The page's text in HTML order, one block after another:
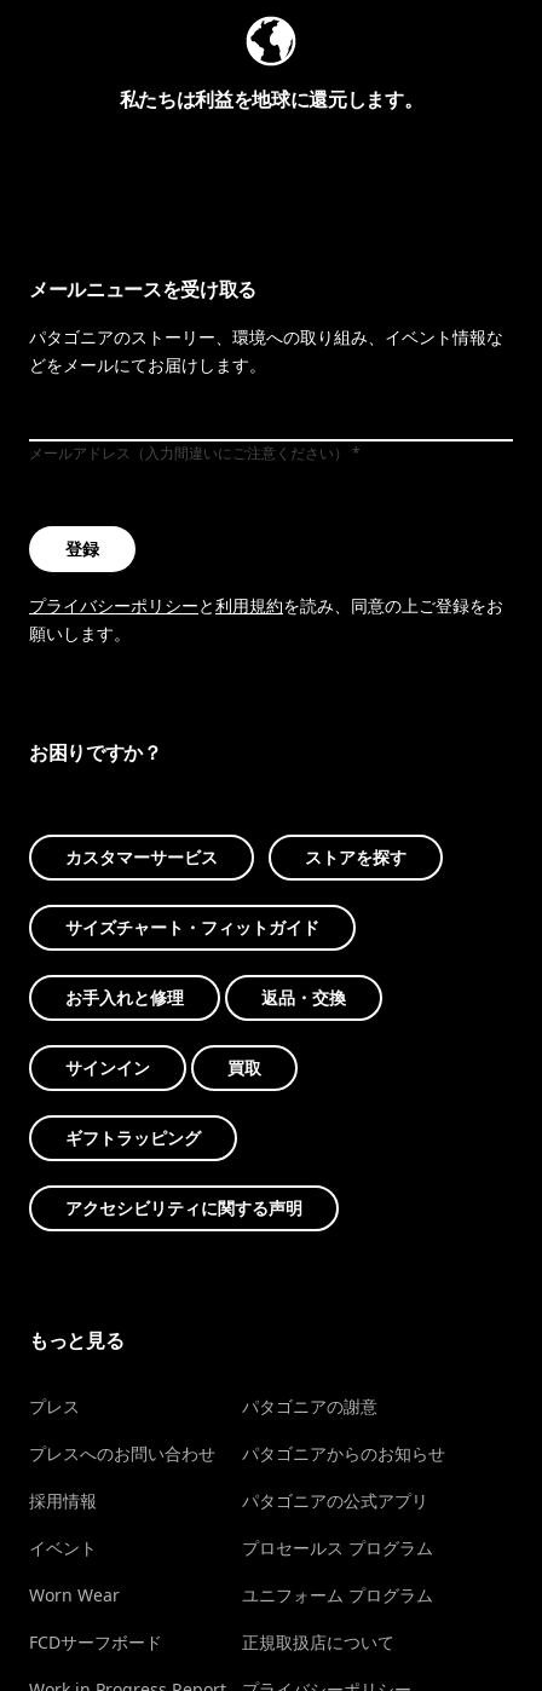
私たちは利益を地球に還元します。
メールニュースを受け取る
パタゴニアのストーリー、環境への取り組み、イベント情報な
どをメールにてお届けします。
メールアドレス（入力間違いにご注意ください）
登録
プライバシーポリシーと利用規約を読み、同意の上ご登録をお
願いします。
お困りですか？
カスタマーサービス ストアを探す
サイズチャート・フィットガイド
お手入れと修理 返品・交換
サインイン 買取
ギフトラッピング
アクセシビリティに関する声明
もっと見る
プレス
プレスへのお問い合わせ
採用情報
イベント
Worn Wear
FCDサーフボード
パタゴニアの謝意
パタゴニアからのお知らせ
パタゴニアの公式アプリ
プロセールス プログラム
ユニフォーム プログラム
正規取扱店について